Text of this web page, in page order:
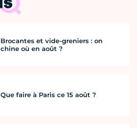
Brocantes et vide-greniers : on
chine où en août ?
Que faire à Paris ce 15 août ?